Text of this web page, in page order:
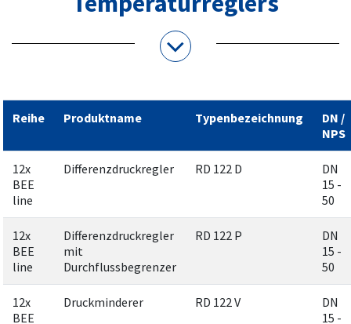
Reihe Produktname Typenbezeichnung
DN /
NPS
12x
BEE
line
Differenzdruckregler RD 122 D
DN
15 -
50
12x
BEE
line
Differenzdruckregler
mit
Durchflussbegrenzer
RD 122 P
DN
15 -
50
12x
BEE
Druckminderer RD 122 V
DN
15 -